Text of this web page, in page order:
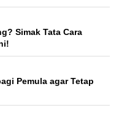
Simak Tata Cara
Pemula agar Tetap